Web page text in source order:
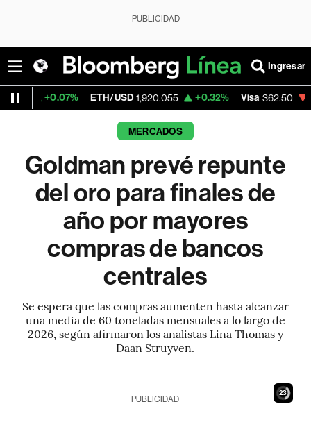
PUBLICIDAD
Ingresar
ETH/USD 1,920.055 +0.32% Visa 362.50 -2.15%
MERCADOS
Goldman prevé repunte
del oro para finales de
año por mayores
compras de bancos
centrales
Se espera que las compras aumenten hasta alcanzar
una media de 60 toneladas mensuales a lo largo de
2026, según afirmaron los analistas Lina Thomas y
Daan Struyven.
22
PUBLICIDAD